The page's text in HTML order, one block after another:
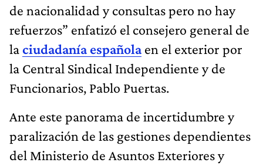
de nacionalidad y consultas pero no hay
refuerzos” enfatizó el consejero general de
laciudadanía españolaen el exterior por
la Central Sindical Independiente y de
Funcionarios, Pablo Puertas.
Ante este panorama de incertidumbre y
paralización de las gestiones dependientes
del Ministerio de Asuntos Exteriores y